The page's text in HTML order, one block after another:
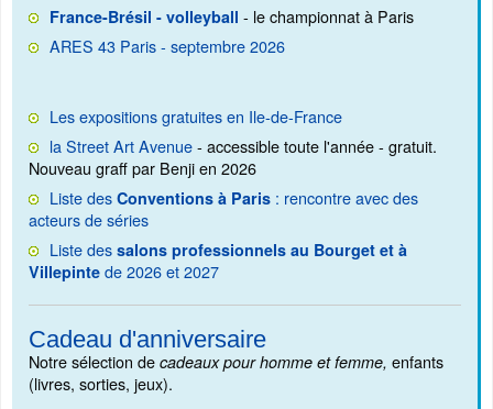
France-Brésil - volleyball - le championnat à Paris
ARES 43 Paris - septembre 2026
Les expositions gratuites en Ile-de-France
la Street Art Avenue- accessible toute l'année - gratuit.
Nouveau graff par Benji en 2026
Liste des Conventions à Paris : rencontre avec des
acteurs de séries
Liste des salons professionnels au Bourget et à
Villepinte de 2026 et 2027
Cadeau d'anniversaire
Notre sélection de cadeaux pour homme et femme, enfants
(livres, sorties, jeux).